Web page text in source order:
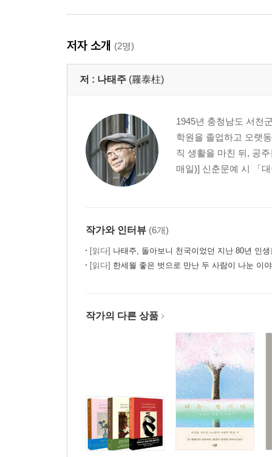
저자 소개 (2명)
저 : 나태주 (羅泰柱)
1945년 충청남도 서천
학원을 졸업하고 오랫
직 생활을 마친 뒤, 공
매일)] 신춘문예 시 「
작가와 인터뷰 (6개)
[읽다] 나태주, 돌아보니 천국이었던 지난 80년 인
[읽다] 한세월 좋은 벗으로 만난 두 사람이 나눈 이
작가의 다른 상품